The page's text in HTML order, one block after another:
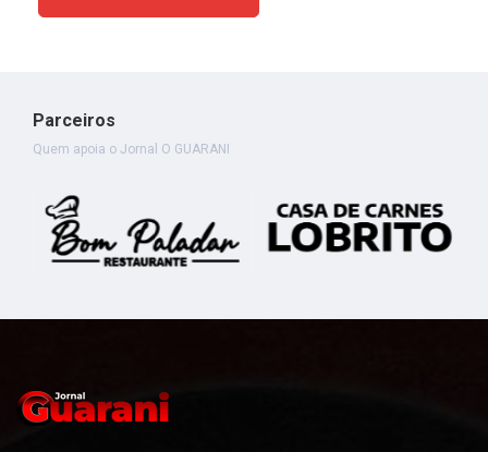
Parceiros
Quem apoia o Jornal O GUARANI